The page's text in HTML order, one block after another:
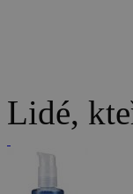
Lidé,